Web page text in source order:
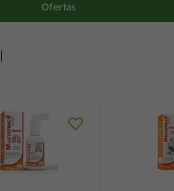
Ofertas